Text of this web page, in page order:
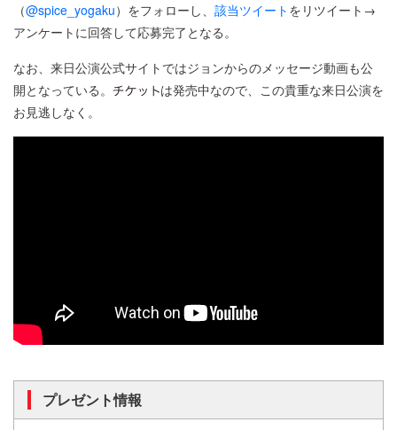
（@spice_yogaku）をフォローし、 該当ツイート をリツイート→
アンケートに回答して応募完了となる。
なお、来日公演公式サイトではジョンからのメッセージ動画も公
開となっている。
は発売中なので、この貴重な来日公演を
お見逃しなく。
プレゼント情報